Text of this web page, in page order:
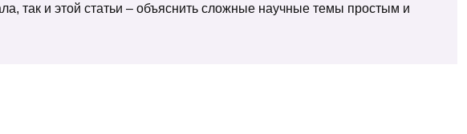
так и этой статьи – объяснить сложные научные темы простым и